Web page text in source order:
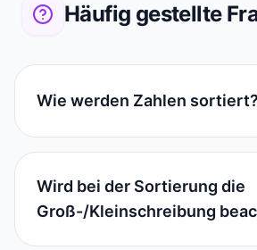
Häufig gestellte
Wie werden Zahlen sortiert?
Wird bei der Sortierung die
Groß-/Kleinschreibung